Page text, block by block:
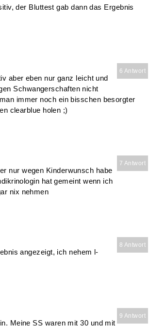
der Bluttest gab dann das Ergebnis
6 Antwort
aber eben nur ganz leicht und
Schwangerschaften nicht
immer noch ein bisschen besorgter
clearblue holen ;)
7 Antwort
nur wegen Kinderwunsch habe
hat gemeint wenn ich
nix nehmen
8 Antwort
angezeigt, ich nehem l-
9 Antwort
Meine SS waren mit 30 und mit